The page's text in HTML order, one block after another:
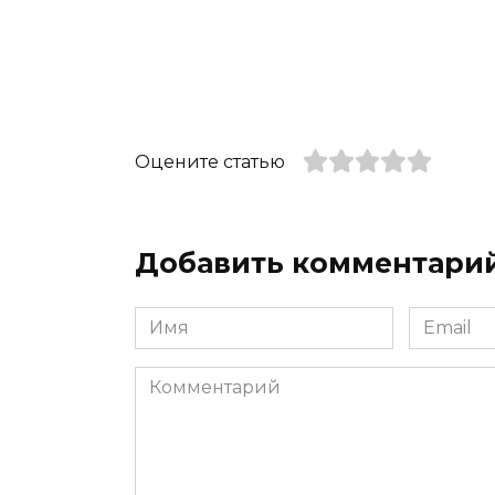
Оцените статью
Добавить
Имя
*
Email
*
Комментарий